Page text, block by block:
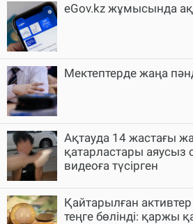
eGov.kz жұмысында
Мектептерде жаңа
Ақтауда 14 жастағы
қатарластары
видеоға түсірген
Қайтарылған
теңге бөлінді: қаржы